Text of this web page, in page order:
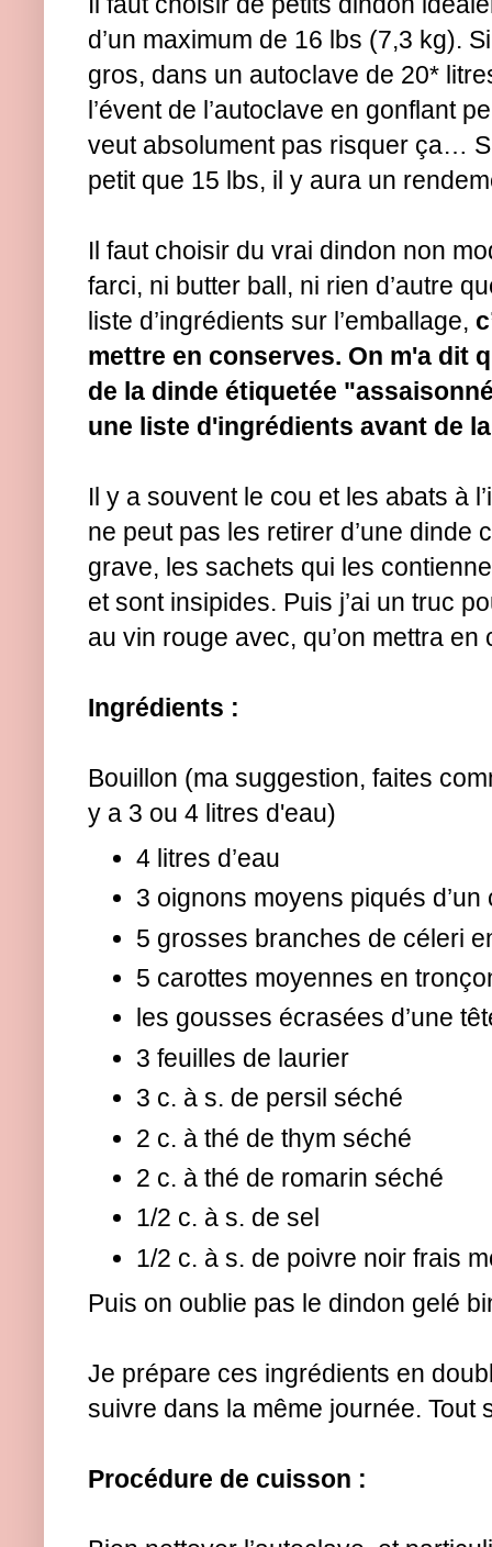
d’un maximum de 16 lbs (7,3 kg).
gros, dans un autoclave de 20*
l’évent de l’autoclave en gonflant
veut absolument pas risquer ça…
petit que 15 lbs, il y aura un
Il faut choisir du vrai dindon non
farci, ni butter ball, ni rien d’autre
liste d’ingrédients sur l’emballage,
mettre en conserves. On m'a dit
de la dinde étiquetée
une liste d'ingrédients avant de
Il y a souvent le cou et les abats à
ne peut pas les retirer d’une dinde
grave, les sachets qui les
et sont insipides. Puis j’ai un truc
au vin rouge avec, qu’on mettra
Ingrédients :
Bouillon (ma suggestion, faites
y a 3 ou 4 litres d'eau)
4 litres d’eau
3 oignons moyens piqués d’un
5 grosses branches de céleri
5 carottes moyennes en
les gousses écrasées d’une
3 feuilles de laurier
3 c. à s. de persil séché
2 c. à thé de thym séché
2 c. à thé de romarin séché
1/2 c. à s. de sel
1/2 c. à s. de poivre noir frais
Puis on oublie pas le dindon gelé
Je prépare ces ingrédients en
suivre dans la même journée. Tout
Procédure de cuisson :